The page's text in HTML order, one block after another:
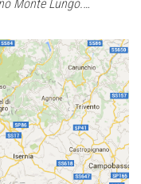
Monte Lungo.…